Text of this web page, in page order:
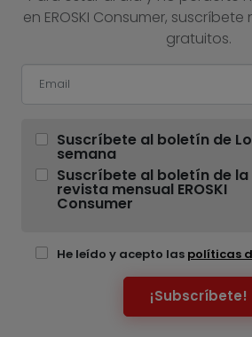
en EROSKI Consumer,
gratuitos.
Suscríbete al boletín de
semana
Suscríbete al boletín de la
revista mensual EROSKI
Consumer
He leído y acepto las políticas
¡Subscríbete!